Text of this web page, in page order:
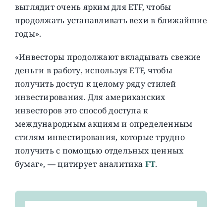
выглядит очень ярким для ETF, чтобы
продолжать устанавливать вехи в ближайшие
годы».
«Инвесторы продолжают вкладывать свежие
деньги в работу, используя ETF, чтобы
получить доступ к целому ряду стилей
инвестирования. Для американских
инвесторов это способ доступа к
международным акциям и определенным
стилям инвестирования, которые трудно
получить с помощью отдельных ценных
бумаг», — цитирует аналитика FT.